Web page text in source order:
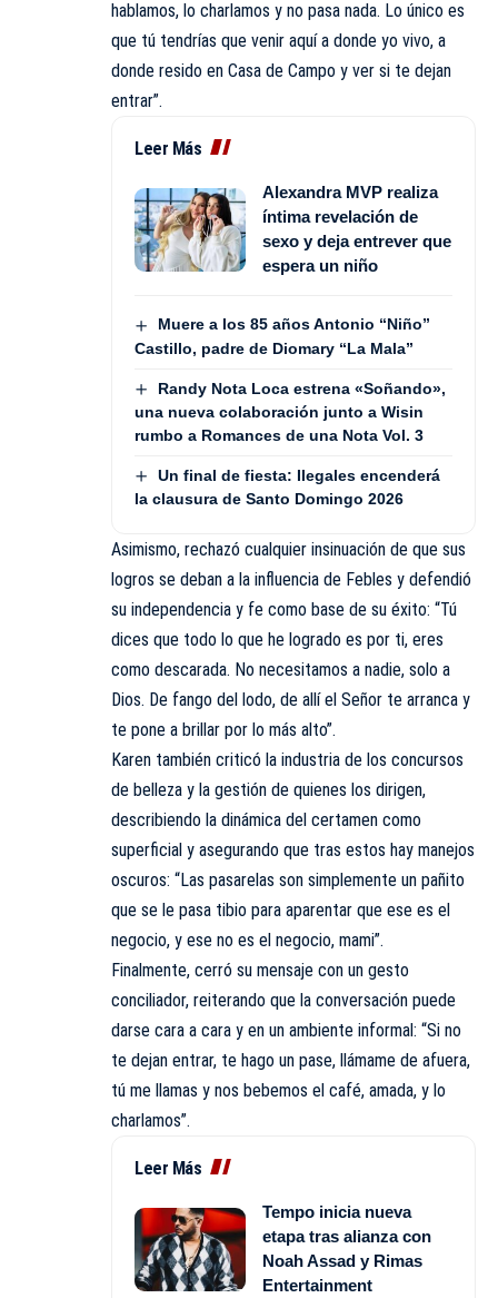
hablamos, lo charlamos y no pasa nada. Lo único es
que tú tendrías que venir aquí a donde yo vivo, a
donde resido en Casa de Campo y ver si te dejan
entrar”.
Leer Más
Alexandra MVP realiza
íntima revelación de
sexo y deja entrever que
espera un niño
Muere a los 85 años Antonio “Niño”
Castillo, padre de Diomary “La Mala”
Randy Nota Loca estrena «Soñando»,
una nueva colaboración junto a Wisin
rumbo a Romances de una Nota Vol. 3
Un final de fiesta: Ilegales encenderá
la clausura de Santo Domingo 2026
Asimismo, rechazó cualquier insinuación de que sus
logros se deban a la influencia de Febles y defendió
su independencia y fe como base de su éxito: “Tú
dices que todo lo que he logrado es por ti, eres
como descarada. No necesitamos a nadie, solo a
Dios. De fango del lodo, de allí el Señor te arranca y
te pone a brillar por lo más alto”.
Karen también criticó la industria de los concursos
de belleza y la gestión de quienes los dirigen,
describiendo la dinámica del certamen como
superficial y asegurando que tras estos hay manejos
oscuros: “Las pasarelas son simplemente un pañito
que se le pasa tibio para aparentar que ese es el
negocio, y ese no es el negocio, mami”.
Finalmente, cerró su mensaje con un gesto
conciliador, reiterando que la conversación puede
darse cara a cara y en un ambiente informal: “Si no
te dejan entrar, te hago un pase, llámame de afuera,
tú me llamas y nos bebemos el café, amada, y lo
charlamos”.
Leer Más
Tempo inicia nueva
etapa tras alianza con
Noah Assad y Rimas
Entertainment